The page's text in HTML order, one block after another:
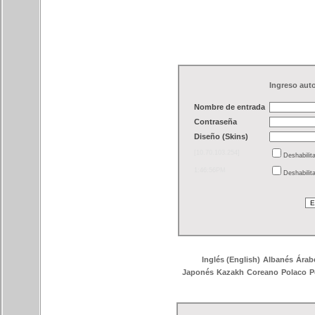
Ingreso
Nombre de entrada
Contraseña
Diseño (Skins)
Inglés (English) Albanés
Japonés Kazakh Coreano Polaco